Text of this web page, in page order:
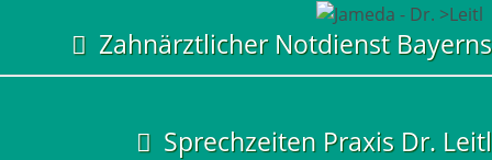
Zahnärztlicher Notdienst Bayerns
Sprechzeiten Praxis Dr. Leitl